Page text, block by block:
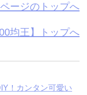
ージのトップへ
均王】トップへ
！カンタン可愛い